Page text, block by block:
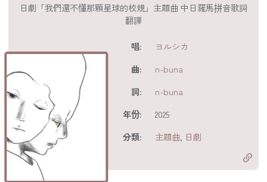
日劇「我們還不懂那顆星球的校規」主題曲 中日羅馬拼音歌詞
翻譯
唱:
ヨルシカ
曲:
n-buna
詞:
n-buna
年份:
2025
分類:
主題曲 日劇
分享至
享至 X
分享至